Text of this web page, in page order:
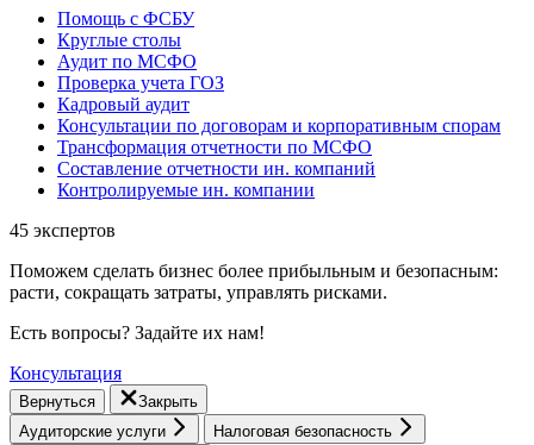
Помощь с ФСБУ
Круглые столы
Аудит по МСФО
Проверка учета ГОЗ
Кадровый аудит
Консультации по договорам и корпоративным спорам
Трансформация отчетности по МСФО
Составление отчетности ин. компаний
Контролируемые ин. компании
45 экспертов
Поможем сделать бизнес более прибыльным и безопасным:
расти, cокращать затраты, управлять рисками.
Есть вопросы? Задайте их нам!
Консультация
Вернуться
Закрыть
Аудиторские услуги
Налоговая безопасность